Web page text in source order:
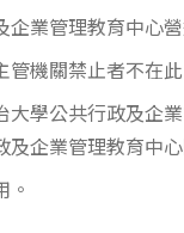
業管理教育中心
機關禁止者不在此
學公共行政及企
企業管理教育中
。